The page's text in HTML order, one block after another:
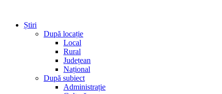
Știri
După locație
Local
Rural
Județean
Național
După subiect
Administrație